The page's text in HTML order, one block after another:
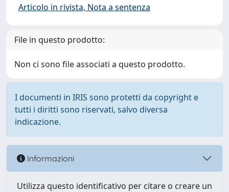
Articolo in rivista, Nota a sentenza
File in questo prodotto:
Non ci sono file associati a questo prodotto.
I documenti in IRIS sono protetti da copyright e
tutti i diritti sono riservati, salvo diversa
indicazione.
Informazioni
Utilizza questo identificativo per citare o creare un